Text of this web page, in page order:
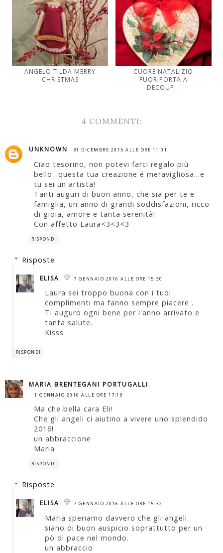
ANGELO TILDA MERRY
CHRISTMAS
CUORE NATALIZIO
FUORIPORTA A
DECOUP...
4 COMMENTI:
UNKNOWN 31 DICEMBRE 2015 ALLE ORE 11:01
Ciao tesorino, non potevi farci regalo più
bello...questa tua creazione é meravigliosa...e
tu sei un artista!
Tanti auguri di buon anno, che sia per te e
famiglia, un anno di grandi soddisfazioni, ricco
di gioia, amore e tanta serenità!
Con affetto Laura<3<3<3
RISPONDI
Risposte
ELISA 7 GENNAIO 2016 ALLE ORE 15:30
Laura sei troppo buona con i tuoi
complimenti ma fanno sempre piacere .
Ti auguro ogni bene per l'anno arrivato e
tanta salute.
Kisss
RISPONDI
MARIA BRENTEGANI PORTUGALLI
1 GENNAIO 2016 ALLE ORE 17:10
Ma che bella cara Eli!
Che gli angeli ci aiutino a vivere uno splendido
2016!
un abbraccione
Maria
RISPONDI
Risposte
ELISA 7 GENNAIO 2016 ALLE ORE 15:32
Maria speriamo davvero che gli angeli
siano di buon auspicio soprattutto per un
pò di pace nel mondo.
un abbraccio